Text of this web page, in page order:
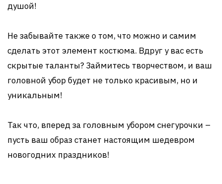
душой!
Не забывайте также о том, что можно и самим
сделать этот элемент костюма. Вдруг у вас есть
скрытые таланты? Займитесь творчеством, и ваш
головной убор будет не только красивым, но и
уникальным!
Так что, вперед за головным убором снегурочки –
пусть ваш образ станет настоящим шедевром
новогодних праздников!